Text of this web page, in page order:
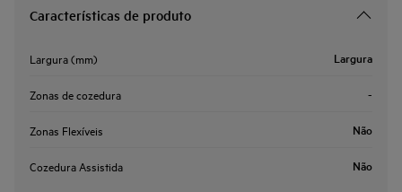
Características de produto
Largura (mm) Largura
Zonas de cozedura -
Zonas Flexíveis Não
Cozedura Assistida Não